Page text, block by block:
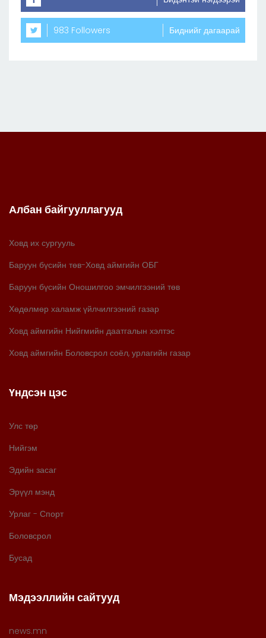
983 Followers Биднийг дагаарай
Албан байгууллагууд
Ховд их сургууль
Баруун бүсийн төв-Ховд аймгийн ОБГ
Баруун бүсийн Оношилгоо эмчилгээний төв
Хөдөлмөр халамж үйлчилгээний газар
Ховд аймгийн Нийгмийн даатгалын хэлтэс
Ховд аймгийн Боловсрол соёл, урлагийн газар
Үндсэн цэс
Улс төр
Нийгэм
Эдийн засаг
Эрүүл мэнд
Урлаг - Спорт
Боловсрол
Бусад
Мэдээллийн сайтууд
news.mn